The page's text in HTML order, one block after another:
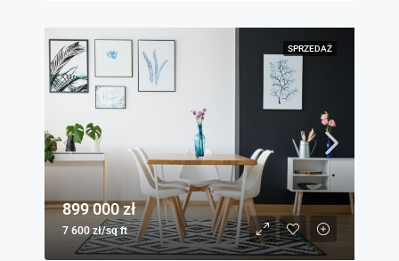
SPRZEDAŻ
899 000 zł
7 600 zł/sq ft